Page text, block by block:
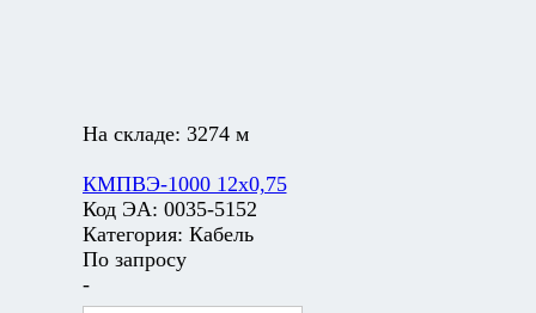
На складе: 3274 м
КМПВЭ-1000 12х0,75
Код ЭА: 0035-5152
Категория: Кабель
По запросу
-